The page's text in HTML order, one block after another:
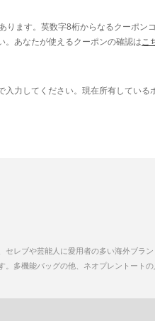
ります。英数字8桁からなるクーポンコ
。あなたが使えるクーポンの確認は こ
入力してください。現在所有している
セレブや芸能人に愛用者の多い海外ブラ
。多機能バッグの他、ネオプレントート